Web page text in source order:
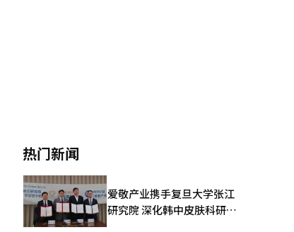
热门新闻
爱敬产业携手复旦大学张江
研究院 深化韩中皮肤科研合